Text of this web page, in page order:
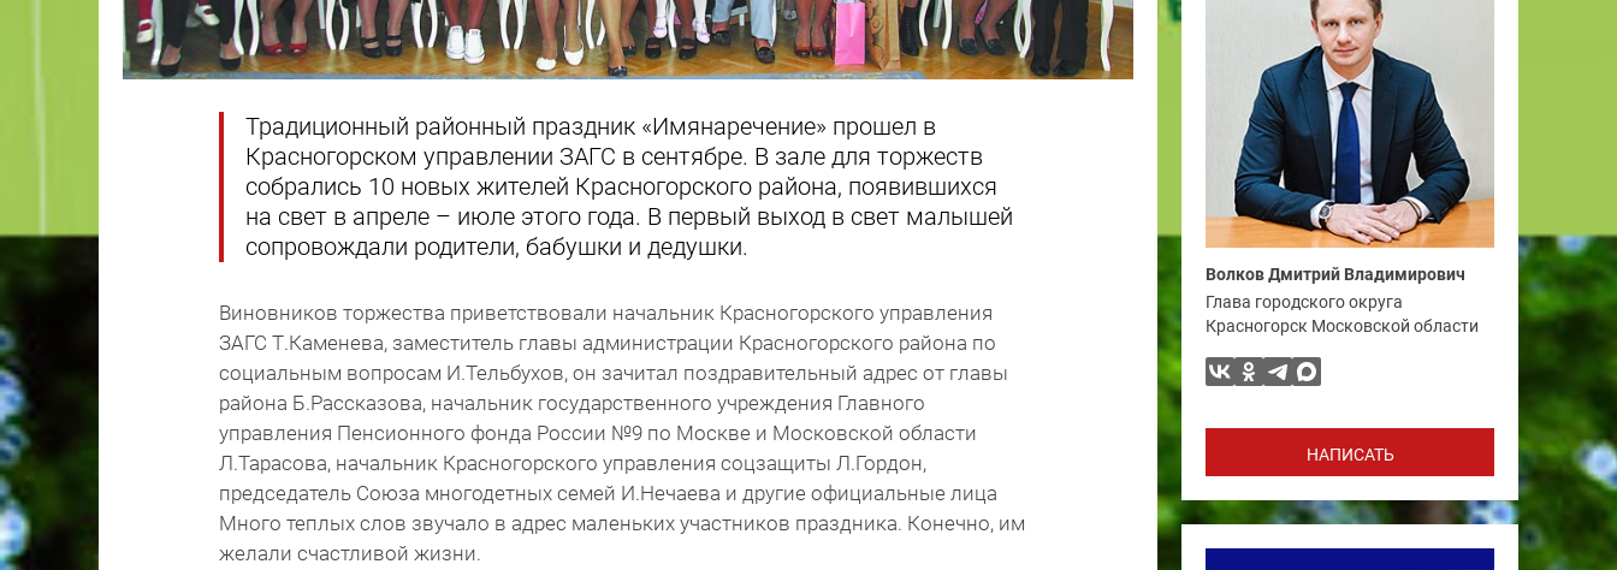
Традиционный районный праздник «Имянаречение» прошел в
Красногорском управлении ЗАГС в сентябре. В зале для торжеств
собрались 10 новых жителей Красногорского района, появившихся
на свет в апреле – июле этого года. В первый выход в свет малышей
сопровождали родители, бабушки и дедушки.
Виновников торжества приветствовали начальник Красногорского управления
ЗАГС Т.Каменева, заместитель главы администрации Красногорского района по
социальным вопросам И.Тельбухов, он зачитал поздравительный адрес от главы
района Б.Рассказова, начальник государственного учреждения Главного
управления Пенсионного фонда России №9 по Москве и Московской области
Л.Тарасова, начальник Красногорского управления соцзащиты Л.Гордон,
председатель Союза многодетных семей И.Нечаева и другие официальные лица
Много теплых слов звучало в адрес маленьких участников праздника. Конечно, им
желали счастливой жизни.
Волков Дмитрий Владимирович
Глава городского округа
Красногорск Московской области
НАПИСАТЬ